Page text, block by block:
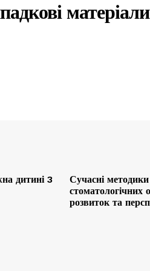
матеріали
дитині 3
Сучасні
стоматологічних
розвиток та